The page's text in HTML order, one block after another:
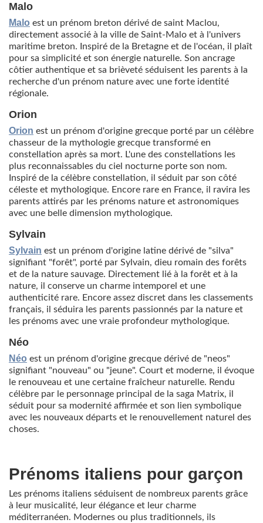
Malo
Malo est un prénom breton dérivé de saint Maclou,
directement associé à la ville de Saint-Malo et à l'univers
maritime breton. Inspiré de la Bretagne et de l'océan, il plaît
pour sa simplicité et son énergie naturelle. Son ancrage
côtier authentique et sa brièveté séduisent les parents à la
recherche d'un prénom nature avec une forte identité
régionale.
Orion
Orion est un prénom d'origine grecque porté par un célèbre
chasseur de la mythologie grecque transformé en
constellation après sa mort. L'une des constellations les
plus reconnaissables du ciel nocturne porte son nom.
Inspiré de la célèbre constellation, il séduit par son côté
céleste et mythologique. Encore rare en France, il ravira les
parents attirés par les prénoms nature et astronomiques
avec une belle dimension mythologique.
Sylvain
Sylvain est un prénom d'origine latine dérivé de "silva"
signifiant "forêt", porté par Sylvain, dieu romain des forêts
et de la nature sauvage. Directement lié à la forêt et à la
nature, il conserve un charme intemporel et une
authenticité rare. Encore assez discret dans les classements
français, il séduira les parents passionnés par la nature et
les prénoms avec une vraie profondeur mythologique.
Néo
Néo est un prénom d'origine grecque dérivé de "neos"
signifiant "nouveau" ou "jeune". Court et moderne, il évoque
le renouveau et une certaine fraîcheur naturelle. Rendu
célèbre par le personnage principal de la saga Matrix, il
séduit pour sa modernité affirmée et son lien symbolique
avec les nouveaux départs et le renouvellement naturel des
choses.
Prénoms italiens pour garçon
Les prénoms italiens séduisent de nombreux parents grâce
à leur musicalité, leur élégance et leur charme
méditerranéen. Modernes ou plus traditionnels, ils